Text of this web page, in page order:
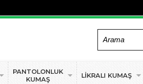
PANTOLONLUK
KUMAŞ
LİKRALI KUMAŞ